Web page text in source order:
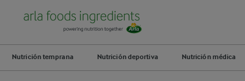
Nutrición temprana Nutrición deportiva Nutrición médica